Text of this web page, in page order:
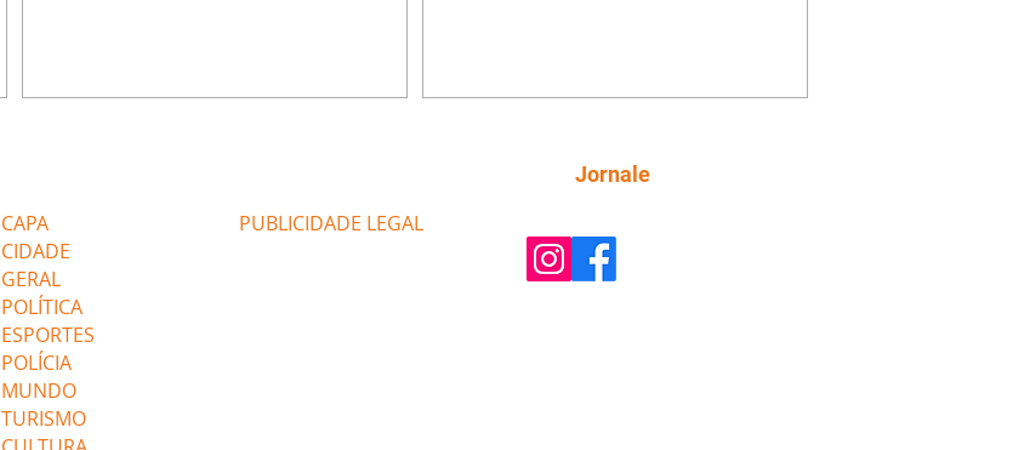
que está feliz trabalhando no restaurante de
Nanc
inventa para Agrado que não está
conseguindo conviver com seu sucesso, e
CAPA
CIDADE
GERAL
POLÍTICA
ESPORTES
POLÍCIA
MUNDO
TURISMO
PUBLICIDADE LEGAL
Jornale